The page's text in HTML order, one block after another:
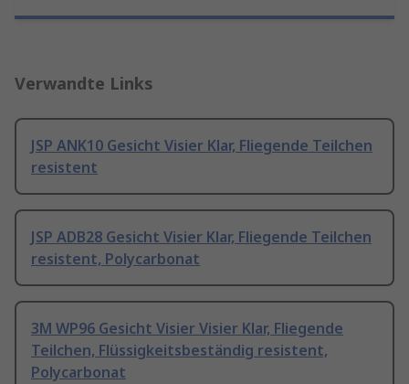
Verwandte Links
JSP ANK10 Gesicht Visier Klar, Fliegende Teilchen
resistent
JSP ADB28 Gesicht Visier Klar, Fliegende Teilchen
resistent, Polycarbonat
3M WP96 Gesicht Visier Visier Klar, Fliegende
Teilchen, Flüssigkeitsbeständig resistent,
Polycarbonat